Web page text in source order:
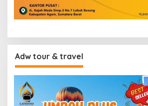
Adw tour & travel